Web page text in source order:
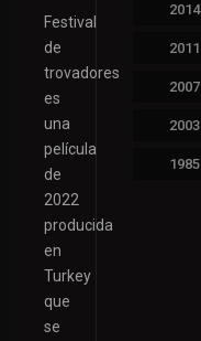
Festival
de
trovadores
es
una
película
de
2022
producida
en
Turkey
que
se
2014
2011
2007
2003
1985